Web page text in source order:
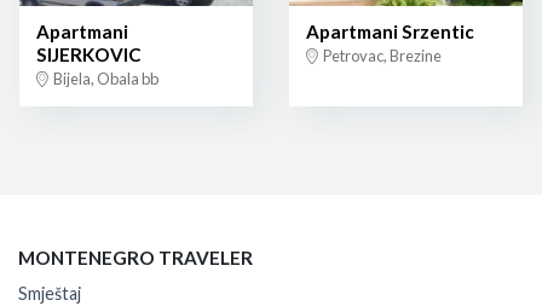
Apartmani
SIJERKOVIC
Bijela, Obala bb
Apartmani Srzentic
Petrovac, Brezine
MONTENEGRO TRAVELER
Smještaj